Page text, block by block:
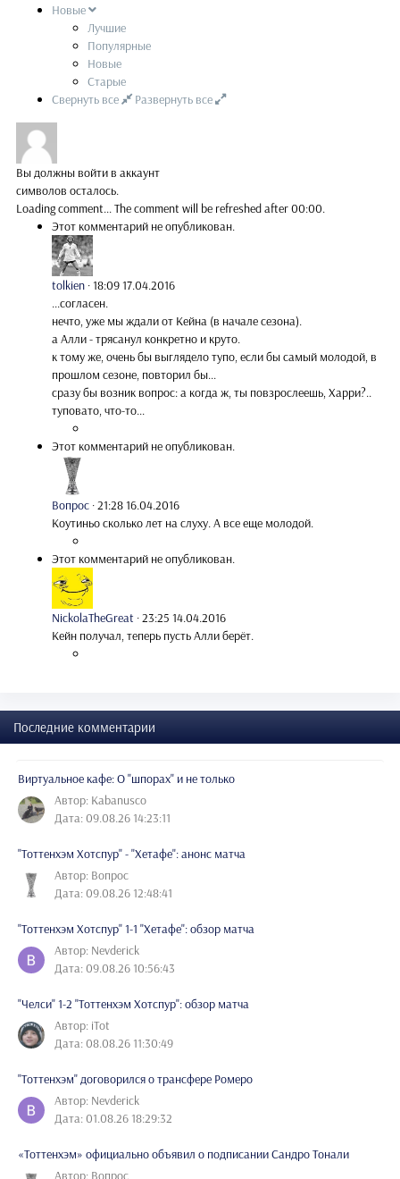
Новые
Лучшие
Популярные
Новые
Старые
Свернуть все
Развернуть все
Вы должны войти в аккаунт
символов осталось.
Loading comment...The comment will be refreshed after00:00.
Этот комментарий не опубликован.
tolkien ·18:09 17.04.2016
...согласен.
нечто, уже мы ждали от Кейна (в начале сезона).
а Алли - трясанул конкретно и круто.
к тому же, очень бы выглядело тупо, если бы самый молодой, в
прошлом сезоне, повторил бы...
сразу бы возник вопрос: а когда ж, ты повзрослеешь, Харри?..
туповато, что-то...
Этот комментарий не опубликован.
Вопрос ·21:28 16.04.2016
Коутиньо сколько лет на слуху. А все еще молодой.
Этот комментарий не опубликован.
NickolaTheGreat ·23:25 14.04.2016
Кейн получал, теперь пусть Алли берёт.
Последние комментарии
Виртуальное кафе: О "шпорах" и не только
Автор: Kabanusco
Дата: 09.08.26 14:23:11
"Тоттенхэм Хотспур" - "Хетафе": анонс матча
Автор: Вопрос
Дата: 09.08.26 12:48:41
"Тоттенхэм Хотспур" 1-1 "Хетафе": обзор матча
Автор: Nevderick
Дата: 09.08.26 10:56:43
"Челси" 1-2 "Тоттенхэм Хотспур": обзор матча
Автор: iTot
Дата: 08.08.26 11:30:49
"Тоттенхэм" договорился о трансфере Ромеро
Автор: Nevderick
Дата: 01.08.26 18:29:32
«Тоттенхэм» официально объявил о подписании Сандро Тонали
Автор: Вопрос